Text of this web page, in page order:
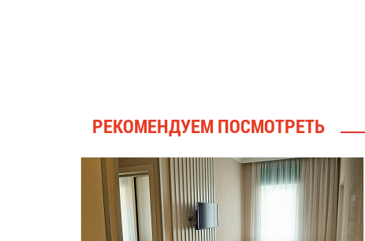
РЕКОМЕНДУЕМ ПОСМОТРЕТЬ